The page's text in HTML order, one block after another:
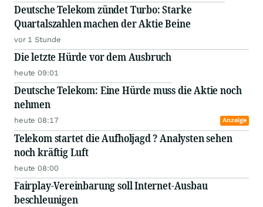
Deutsche Telekom zündet Turbo: Starke
Quartalszahlen machen der Aktie Beine
vor 1 Stunde
Die letzte Hürde vor dem Ausbruch
heute 09:01
Deutsche Telekom: Eine Hürde muss die Aktie noch
nehmen
heute 08:17 Anzeige
Telekom startet die Aufholjagd ? Analysten sehen
noch kräftig Luft
heute 08:00
Fairplay-Vereinbarung soll Internet-Ausbau
beschleunigen